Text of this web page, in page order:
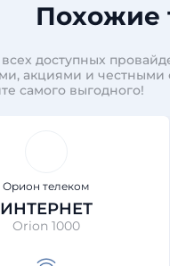
Похожие
доступных
акциями и честными
самого выгодного!
Орион телеком
ИНТЕРНЕТ
Orion 1000